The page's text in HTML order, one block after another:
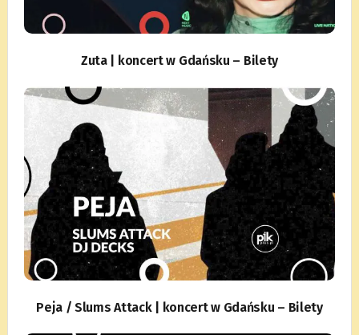
Zuta | koncert w Gdańsku – Bilety
Peja / Slums Attack | koncert w Gdańsku – Bilety